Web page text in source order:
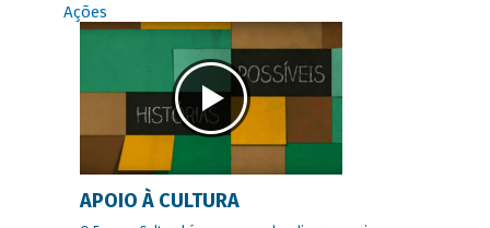
Ações
APOIO À CULTURA